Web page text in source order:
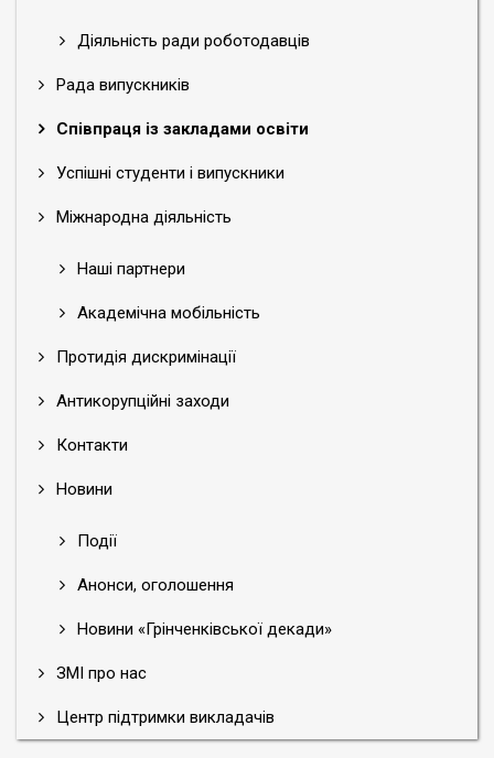
Діяльність ради роботодавців
Рада випускників
Співпраця із закладами освіти
Успішні студенти і випускники
Міжнародна діяльність
Наші партнери
Академічна мобільність
Протидія дискримінації
Антикорупційні заходи
Контакти
Новини
Події
Анонси, оголошення
Новини «Грінченківської декади»
ЗМІ про нас
Центр підтримки викладачів